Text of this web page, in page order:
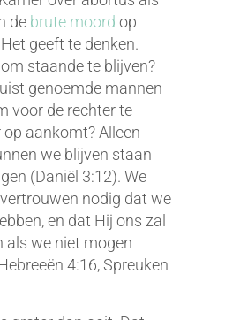
de brute moord op
geeft te denken.
staande te blijven?
genoemde mannen
voor de rechter te
aankomt? Alleen
we blijven staan
(Daniël 3:12). We
nodig dat we
en dat Hij ons zal
als we niet mogen
4:16, Spreuken